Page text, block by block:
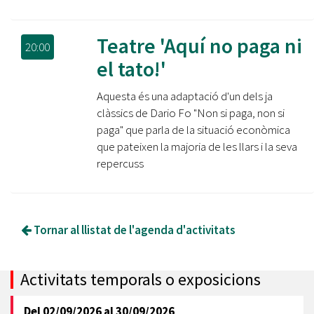
20:00
Teatre 'Aquí no paga ni
el tato!'
Aquesta és una adaptació d'un dels ja
clàssics de Dario Fo "Non si paga, non si
paga" que parla de la situació econòmica
que pateixen la majoria de les llars i la seva
repercuss
Tornar al llistat de l'agenda d'activitats
Activitats temporals o exposicions